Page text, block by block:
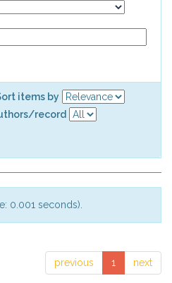
items by
record
0.001 seconds).
previous 1 next